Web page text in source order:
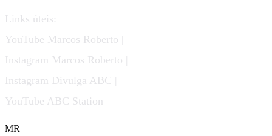
Links úteis:
YouTube Marcos Roberto |
Instagram Marcos Roberto |
Instagram Divulga ABC |
YouTube ABC Station
MR